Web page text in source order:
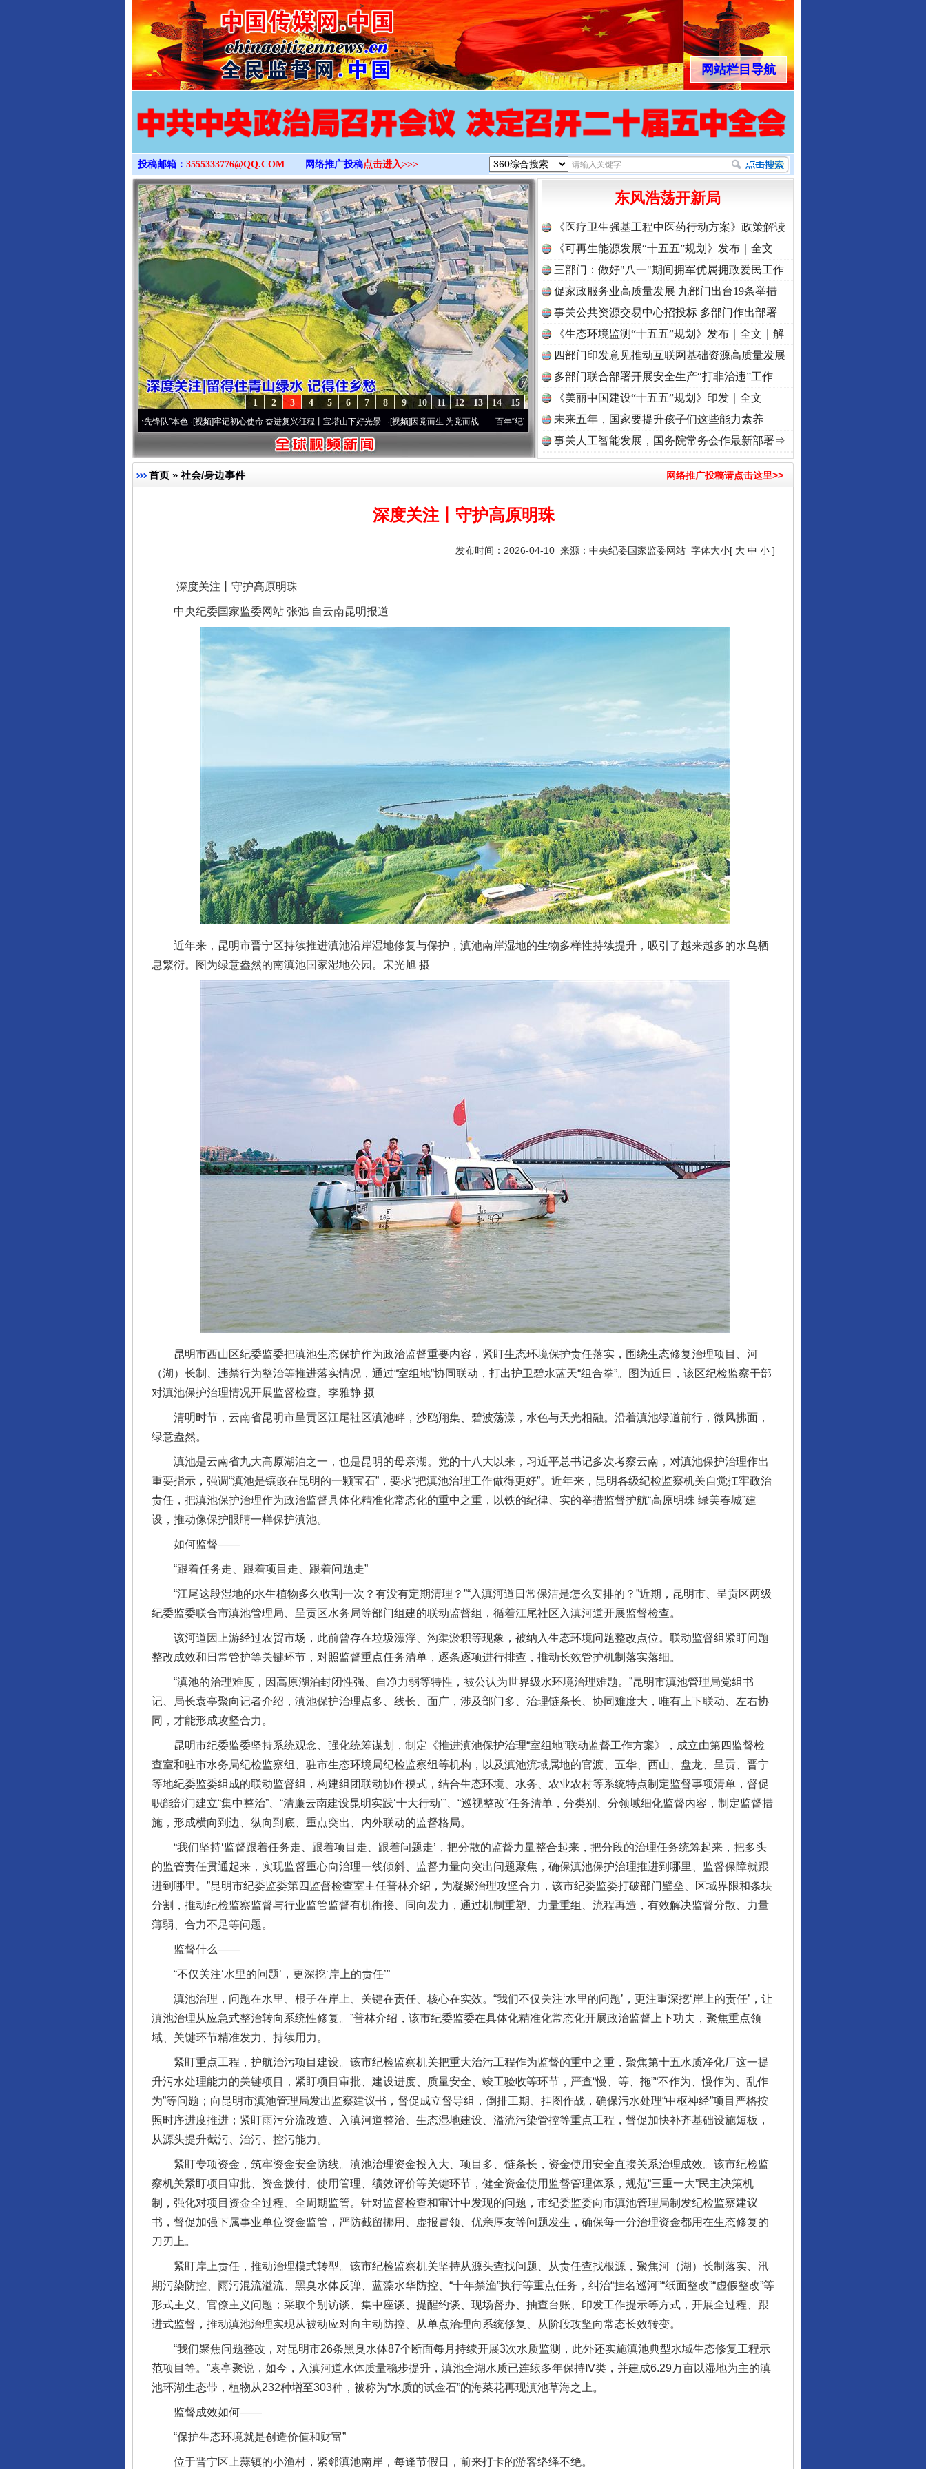
>
网站栏目导航
投稿邮箱： 3555333776@QQ.COM 网络推广投稿点击进入>>>
15
14
13
12
11
10
9
8
7
6
5
4
3
2
1
·[视频]牢记初心使命 奋进复兴征程丨宝塔山下好光景..·[视频]因党而生 为党而战——百年“纪”事⑧加强纪律.. ·[视频]牢记初心使命 奋进复兴征程丨“转折之城”激荡..·[视频]牢记初心使命 奋进复兴征程丨红船起航处 潮起..
东风浩荡开新局
《医疗卫生强基工程中医药行动方案》政策解读
《可再生能源发展“十五五”规划》发布｜全文
三部门：做好"八一"期间拥军优属拥政爱民工作
促家政服务业高质量发展 九部门出台19条举措
事关公共资源交易中心招投标 多部门作出部署
《生态环境监测“十五五”规划》发布｜全文｜解
读
四部门印发意见推动互联网基础资源高质量发展
多部门联合部署开展安全生产“打非治违”工作
《美丽中国建设“十五五”规划》印发｜全文
未来五年，国家要提升孩子们这些能力素养
事关人工智能发展，国务院常务会作最新部署⇒
首页 » 社会/身边事件 网络推广投稿请点击这里>>
深度关注丨守护高原明珠
发布时间：2026-04-10 来源： 中央纪委国家监委网站 字体大小[ 大 中 小 ]
深度关注丨守护高原明珠
中央纪委国家监委网站 张弛 自云南昆明报道
近年来，昆明市晋宁区持续推进滇池沿岸湿地修复与保护，滇池南岸湿地的生物多样性持续提升，吸引了越来越多的水鸟栖
息繁衍。图为绿意盎然的南滇池国家湿地公园。宋光旭 摄
昆明市西山区纪委监委把滇池生态保护作为政治监督重要内容，紧盯生态环境保护责任落实，围绕生态修复治理项目、河
（湖）长制、违禁行为整治等推进落实情况，通过“室组地”协同联动，打出护卫碧水蓝天“组合拳”。图为近日，该区纪检监察干部
对滇池保护治理情况开展监督检查。李雅静 摄
清明时节，云南省昆明市呈贡区江尾社区滇池畔，沙鸥翔集、碧波荡漾，水色与天光相融。沿着滇池绿道前行，微风拂面，
绿意盎然。
滇池是云南省九大高原湖泊之一，也是昆明的母亲湖。党的十八大以来，习近平总书记多次考察云南，对滇池保护治理作出
重要指示，强调“滇池是镶嵌在昆明的一颗宝石”，要求“把滇池治理工作做得更好”。近年来，昆明各级纪检监察机关自觉扛牢政治
责任，把滇池保护治理作为政治监督具体化精准化常态化的重中之重，以铁的纪律、实的举措监督护航“高原明珠 绿美春城”建
设，推动像保护眼睛一样保护滇池。
如何监督——
“跟着任务走、跟着项目走、跟着问题走”
“江尾这段湿地的水生植物多久收割一次？有没有定期清理？”“入滇河道日常保洁是怎么安排的？”近期，昆明市、呈贡区两级
纪委监委联合市滇池管理局、呈贡区水务局等部门组建的联动监督组，循着江尾社区入滇河道开展监督检查。
该河道因上游经过农贸市场，此前曾存在垃圾漂浮、沟渠淤积等现象，被纳入生态环境问题整改点位。联动监督组紧盯问题
整改成效和日常管护等关键环节，对照监督重点任务清单，逐条逐项进行排查，推动长效管护机制落实落细。
“滇池的治理难度，因高原湖泊封闭性强、自净力弱等特性，被公认为世界级水环境治理难题。”昆明市滇池管理局党组书
记、局长袁亭聚向记者介绍，滇池保护治理点多、线长、面广，涉及部门多、治理链条长、协同难度大，唯有上下联动、左右协
同，才能形成攻坚合力。
昆明市纪委监委坚持系统观念、强化统筹谋划，制定《推进滇池保护治理“室组地”联动监督工作方案》，成立由第四监督检
查室和驻市水务局纪检监察组、驻市生态环境局纪检监察组等机构，以及滇池流域属地的官渡、五华、西山、盘龙、呈贡、晋宁
等地纪委监委组成的联动监督组，构建组团联动协作模式，结合生态环境、水务、农业农村等系统特点制定监督事项清单，督促
职能部门建立“集中整治”、“清廉云南建设昆明实践‘十大行动’”、“巡视整改”任务清单，分类别、分领域细化监督内容，制定监督措
施，形成横向到边、纵向到底、重点突出、内外联动的监督格局。
“我们坚持‘监督跟着任务走、跟着项目走、跟着问题走’，把分散的监督力量整合起来，把分段的治理任务统筹起来，把多头
的监管责任贯通起来，实现监督重心向治理一线倾斜、监督力量向突出问题聚焦，确保滇池保护治理推进到哪里、监督保障就跟
进到哪里。”昆明市纪委监委第四监督检查室主任普林介绍，为凝聚治理攻坚合力，该市纪委监委打破部门壁垒、区域界限和条块
分割，推动纪检监察监督与行业监管监督有机衔接、同向发力，通过机制重塑、力量重组、流程再造，有效解决监督分散、力量
薄弱、合力不足等问题。
监督什么——
“不仅关注‘水里的问题’，更深挖‘岸上的责任’”
滇池治理，问题在水里、根子在岸上、关键在责任、核心在实效。“我们不仅关注‘水里的问题’，更注重深挖‘岸上的责任’，让
滇池治理从应急式整治转向系统性修复。”普林介绍，该市纪委监委在具体化精准化常态化开展政治监督上下功夫，聚焦重点领
域、关键环节精准发力、持续用力。
紧盯重点工程，护航治污项目建设。该市纪检监察机关把重大治污工程作为监督的重中之重，聚焦第十五水质净化厂这一提
升污水处理能力的关键项目，紧盯项目审批、建设进度、质量安全、竣工验收等环节，严查“慢、等、拖”“不作为、慢作为、乱作
为”等问题；向昆明市滇池管理局发出监察建议书，督促成立督导组，倒排工期、挂图作战，确保污水处理“中枢神经”项目严格按
照时序进度推进；紧盯雨污分流改造、入滇河道整治、生态湿地建设、溢流污染管控等重点工程，督促加快补齐基础设施短板，
从源头提升截污、治污、控污能力。
紧盯专项资金，筑牢资金安全防线。滇池治理资金投入大、项目多、链条长，资金使用安全直接关系治理成效。该市纪检监
察机关紧盯项目审批、资金拨付、使用管理、绩效评价等关键环节，健全资金使用监督管理体系，规范“三重一大”民主决策机
制，强化对项目资金全过程、全周期监管。针对监督检查和审计中发现的问题，市纪委监委向市滇池管理局制发纪检监察建议
书，督促加强下属事业单位资金监管，严防截留挪用、虚报冒领、优亲厚友等问题发生，确保每一分治理资金都用在生态修复的
刀刃上。
紧盯岸上责任，推动治理模式转型。该市纪检监察机关坚持从源头查找问题、从责任查找根源，聚焦河（湖）长制落实、汛
期污染防控、雨污混流溢流、黑臭水体反弹、蓝藻水华防控、“十年禁渔”执行等重点任务，纠治“挂名巡河”“纸面整改”“虚假整改”等
形式主义、官僚主义问题；采取个别访谈、集中座谈、提醒约谈、现场督办、抽查台账、印发工作提示等方式，开展全过程、跟
进式监督，推动滇池治理实现从被动应对向主动防控、从单点治理向系统修复、从阶段攻坚向常态长效转变。
“我们聚焦问题整改，对昆明市26条黑臭水体87个断面每月持续开展3次水质监测，此外还实施滇池典型水域生态修复工程示
范项目等。”袁亭聚说，如今，入滇河道水体质量稳步提升，滇池全湖水质已连续多年保持Ⅳ类，并建成6.29万亩以湿地为主的滇
池环湖生态带，植物从232种增至303种，被称为“水质的试金石”的海菜花再现滇池草海之上。
监督成效如何——
“保护生态环境就是创造价值和财富”
位于晋宁区上蒜镇的小渔村，紧邻滇池南岸，每逢节假日，前来打卡的游客络绎不绝。